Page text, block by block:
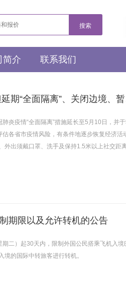
简介 联系我们
炎疫情“全面隔离”措施延长至5月10日，并
各省市疫情风险，有条件地逐步恢复经济活
出须戴口罩、洗手及保持1.5米以上社交距
期限以及允许转机的公告
二）起30天内，限制外国公民搭乘飞机入境
的国际中转旅客进行转机。